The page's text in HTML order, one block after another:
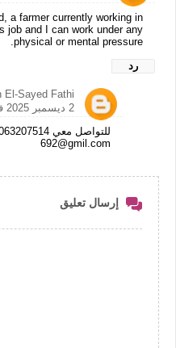
a farmer currently working in
job and I can work under any
physical or mental pressure.
رد
El-Sayed Fathi
2 ديسمبر 2025 في 5:01 ص
692@gmil.com
إرسال تعليق